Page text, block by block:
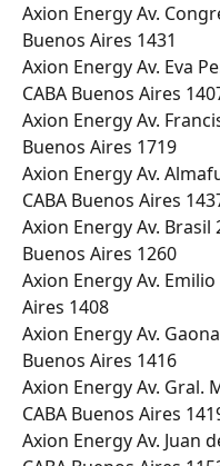
Axion Energy Av.
Buenos Aires 1431
Axion Energy Av. Eva
CABA Buenos Aires
Axion Energy Av.
Buenos Aires 1719
Axion Energy Av.
CABA Buenos Aires
Axion Energy Av. Brasil
Buenos Aires 1260
Axion Energy Av.
Aires 1408
Axion Energy Av.
Buenos Aires 1416
Axion Energy Av. Gral.
CABA Buenos Aires
Axion Energy Av. Juan